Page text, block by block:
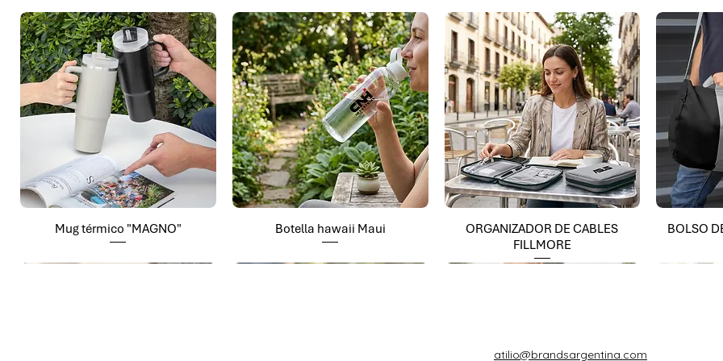
Mug térmico "MAGNO" Botella hawaii Maui
ORGANIZADOR DE CABLES
FILLMORE
BOLSO
atilio@brandsargentina.com